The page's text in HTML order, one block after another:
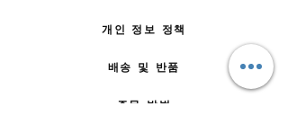
개인 정보 정책
배송 및 반품
주문 방법